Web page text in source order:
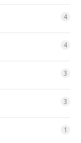
4
4
3
3
1